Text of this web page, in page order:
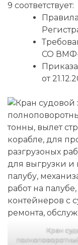
9 соответствует:
СО
от
Кран